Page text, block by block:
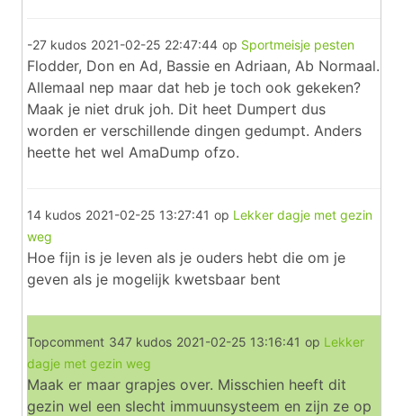
-27 kudos 2021-02-25 22:47:44 op Sportmeisje pesten
Flodder, Don en Ad, Bassie en Adriaan, Ab Normaal.
Allemaal nep maar dat heb je toch ook gekeken?
Maak je niet druk joh. Dit heet Dumpert dus
worden er verschillende dingen gedumpt. Anders
heette het wel AmaDump ofzo.
14 kudos 2021-02-25 13:27:41 op Lekker dagje met gezin
weg
Hoe fijn is je leven als je ouders hebt die om je
geven als je mogelijk kwetsbaar bent
Topcomment 347 kudos 2021-02-25 13:16:41 op Lekker
dagje met gezin weg
Maak er maar grapjes over. Misschien heeft dit
gezin wel een slecht immuunsysteem en zijn ze op